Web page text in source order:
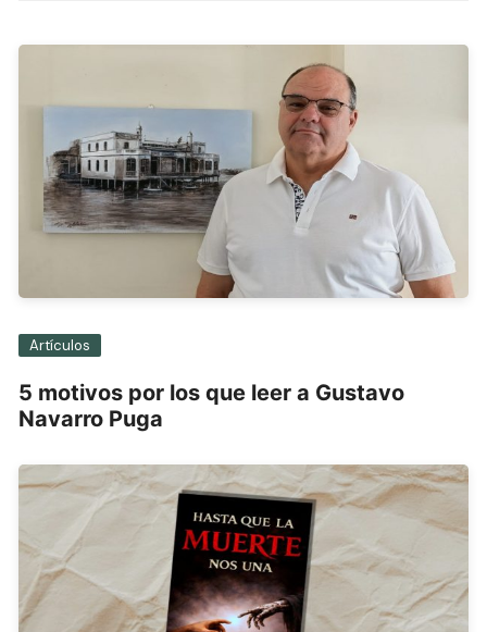
Artículos
5 motivos por los que leer a Gustavo
Navarro Puga